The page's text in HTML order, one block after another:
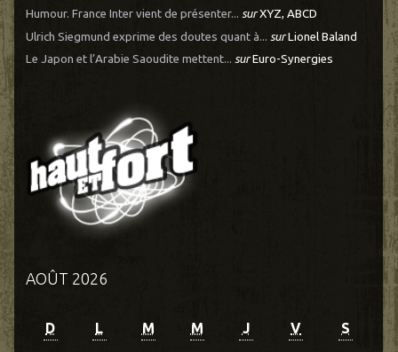
Humour. France Inter vient de présenter... surXYZ, ABCD
Ulrich Siegmund exprime des doutes quant à... surLionel Baland
Le Japon et l’Arabie Saoudite mettent... surEuro-Synergies
AOÛT 2026
D L M M J V S